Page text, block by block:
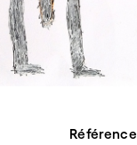
Référence